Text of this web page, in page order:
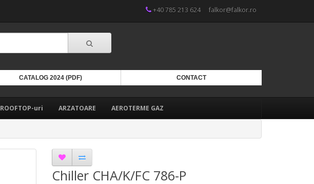
+40 785 213 624 falkor@falkor.ro
CATALOG 2024 (PDF) CONTACT
ROOFTOP-uri ARZATOARE AEROTERME GAZ
Chiller CHA/K/FC 786-P